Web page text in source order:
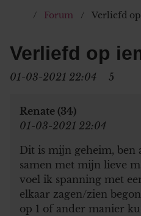
Forum Verliefd
Verliefd op
01-03-2021 22:04 5
Renate (34)
01-03-2021 22:04
Dit is mijn geheim, ben
samen met mijn lieve
voel ik spanning met
elkaar zagen/zien
op 1 of ander manier